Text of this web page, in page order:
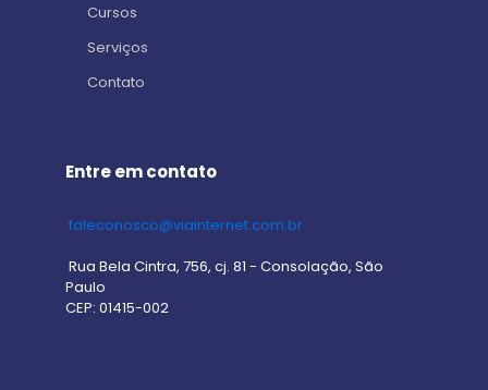
Cursos
Serviços
Contato
Entre em contato
faleconosco@viainternet.com.br
Rua Bela Cintra, 756, cj. 81 - Consolação, São
Paulo
CEP: 01415-002